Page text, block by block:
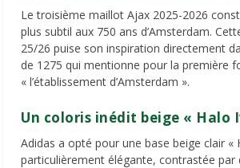
Le troisième maillot Ajax 2025-2026
plus subtil aux 750 ans d’Amsterdam.
25/26 puise son inspiration directement
de 1275 qui mentionne pour la première
« l’établissement d’Amsterdam ».
Un coloris inédit beige « Halo
Adidas a opté pour une base beige clair «
particulièrement élégante, contrastée par